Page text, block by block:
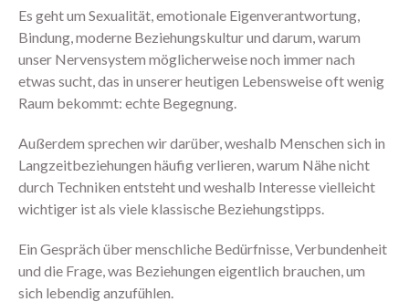
Neu hier? Starte mit diesen
Podcastfolgen
304 – Zusammen zum
Höhepunkt kommen
Sex so viel kaputt machen
302 – 11 Dinge, die alle über
den Orgasmus wissen sollten
301 – Ich glaube, wir sind viel zu
Es geht um Sexualität, emotionale Eigenverantwortung,
Bindung, moderne Beziehungskultur und darum, warum
unser Nervensystem möglicherweise noch immer nach
etwas sucht, das in unserer heutigen Lebensweise oft wenig
Raum bekommt: echte Begegnung.
Außerdem sprechen wir darüber, weshalb Menschen sich in
Langzeitbeziehungen häufig verlieren, warum Nähe nicht
durch Techniken entsteht und weshalb Interesse vielleicht
wichtiger ist als viele klassische Beziehungstipps.
Ein Gespräch über menschliche Bedürfnisse, Verbundenheit
und die Frage, was Beziehungen eigentlich brauchen, um
sich lebendig anzufühlen.